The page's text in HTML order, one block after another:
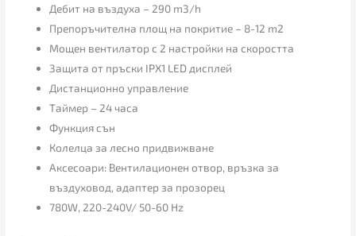
Дебит на въздуха – 290 m3/h
Препоръчителна площ на покритие – 8-12 m2
Мощен вентилатор с 2 настройки на скоростта
Защита от пръски IPX1 LED дисплей
Дистанционно управление
Таймер – 24 часа
Функция сън
Колелца за лесно придвижване
Аксесоари: Вентилационен отвор, връзка за
въздуховод, адаптер за прозорец
780W, 220-240V/ 50-60 Hz